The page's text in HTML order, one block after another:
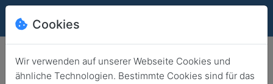
Cookies
Wir verwenden auf unserer Webseite Cookies und
ähnliche Technologien. Bestimmte Cookies sind für das